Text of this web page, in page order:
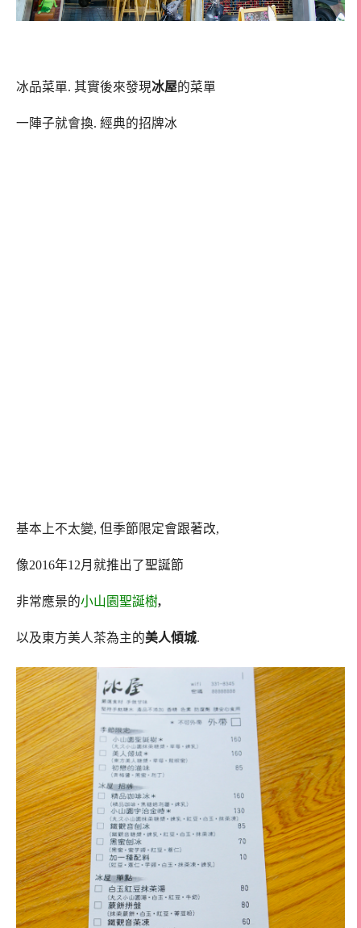
冰品菜單. 其實後來發現冰屋的菜單
一陣子就會換. 經典的招牌冰
基本上不太變, 但季節限定會跟著改,
像2016年12月就推出了聖誕節
非常應景的小山園聖誕樹,
以及東方美人茶為主的美人傾城.